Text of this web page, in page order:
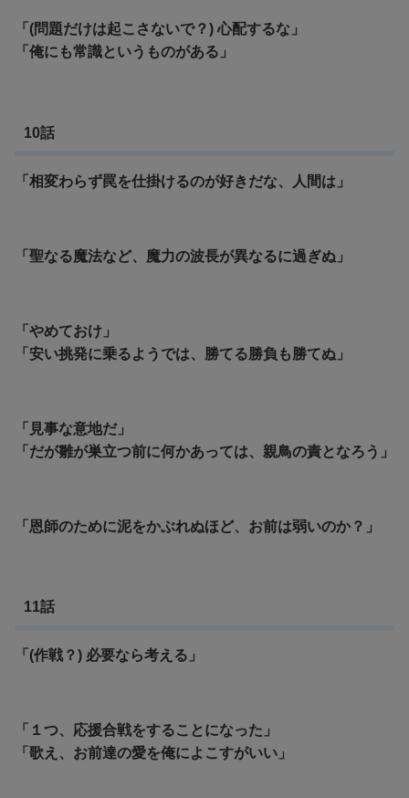
「(問題だけは起こさないで？) 心配するな」
「俺にも常識というものがある」
10話
「相変わらず罠を仕掛けるのが好きだな、人間は」
「聖なる魔法など、魔力の波長が異なるに過ぎぬ」
「やめておけ」
「安い挑発に乗るようでは、勝てる勝負も勝てぬ」
「見事な意地だ」
「だが雛が巣立つ前に何かあっては、親鳥の責となろう」
「恩師のために泥をかぶれぬほど、お前は弱いのか？」
11話
「(作戦？) 必要なら考える」
「１つ、応援合戦をすることになった」
「歌え、お前達の愛を俺によこすがいい」